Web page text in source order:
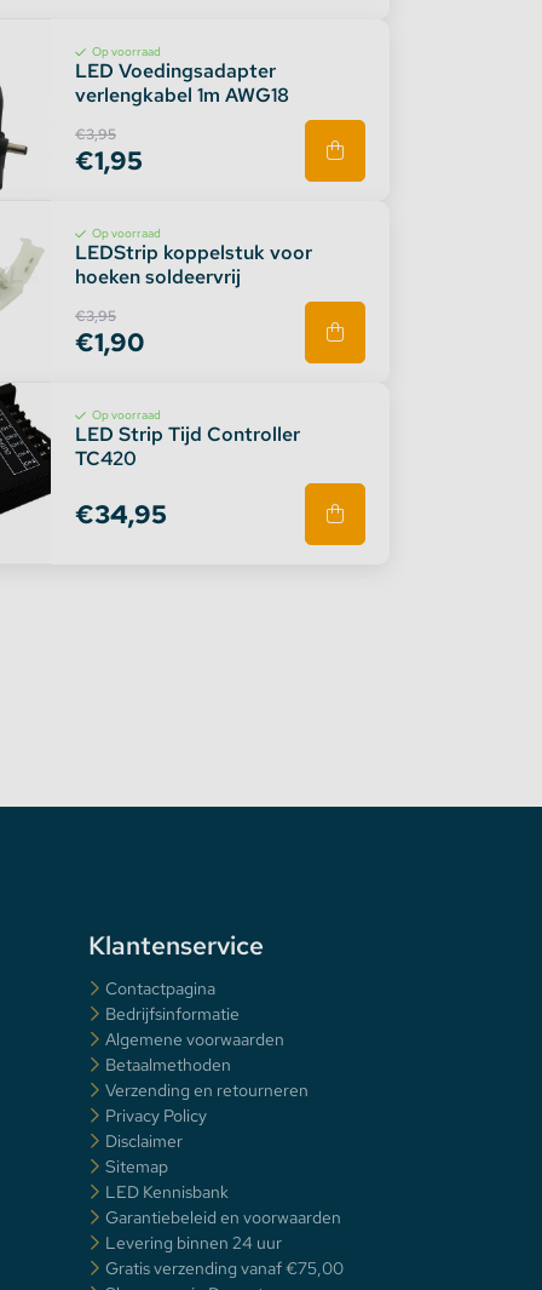
Op voorraad
LED Voedingsadapter
verlengkabel 1m AWG18
€3,95
€1,95
Op voorraad
LEDStrip koppelstuk voor
hoeken soldeervrij
€3,95
€1,90
Op voorraad
LED Strip Tijd Controller
TC420
€34,95
Klantenservice
Contactpagina
Bedrijfsinformatie
Algemene voorwaarden
Betaalmethoden
Verzending en retourneren
Privacy Policy
Disclaimer
Sitemap
LED Kennisbank
Garantiebeleid en voorwaarden
Levering binnen 24 uur
Gratis verzending vanaf €75,00